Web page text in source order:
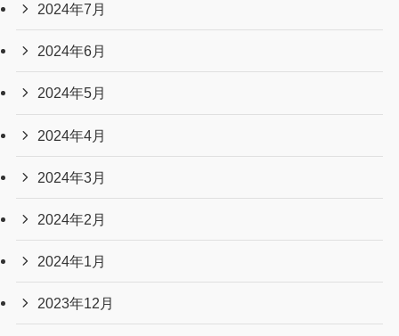
2024年7月
2024年6月
2024年5月
2024年4月
2024年3月
2024年2月
2024年1月
2023年12月